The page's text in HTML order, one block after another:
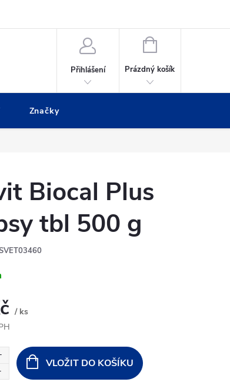
Přihlášení
NÁKUPNÍ
Prázdný košík
Značky
Biocal Plus
tbl 500 g
/ ks
VLOŽIT DO KOŠÍKU